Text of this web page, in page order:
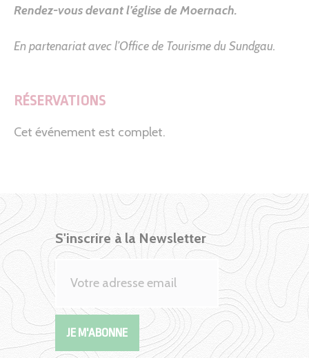
Rendez-vousdevant l’église de Moernach.
En partenariat avec l’Office de Tourisme du Sundgau.
RÉSERVATIONS
Cet événement est complet.
S'inscrire à la Newsletter